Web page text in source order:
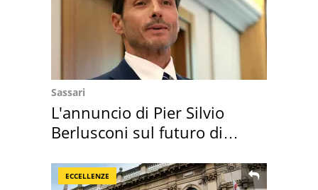
Sassari
L'annuncio di Pier Silvio
Berlusconi sul futuro di
ECCELLENZE